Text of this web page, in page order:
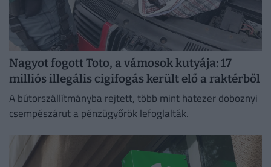
Nagyot fogott Toto, a vámosok kutyája: 17
milliós illegális cigifogás került elő a raktérből
A bútorszállítmányba rejtett, több mint hatezer doboznyi
csempészárut a pénzügyőrök lefoglalták.